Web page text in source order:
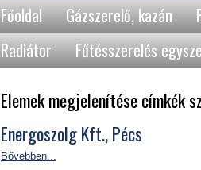
Főoldal Gázszerelő, kazán
Radiátor
Fűtésszerelés
Elemek megjelenítése címkék
Energoszolg Kft., Pécs
Bővebben...